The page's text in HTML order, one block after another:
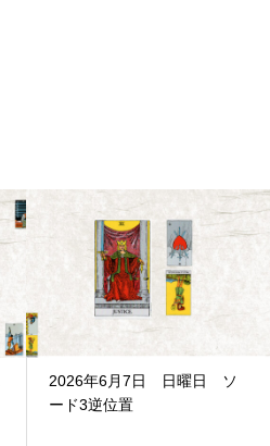
2026年6月7日 日曜日 ソ
ード3逆位置